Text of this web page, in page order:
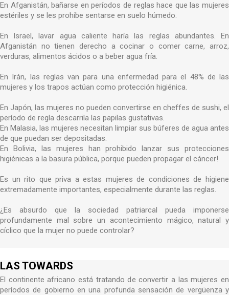
En Afganistán, bañarse en períodos de reglas hace que las mujeres
estériles y se les prohíbe sentarse en suelo húmedo.
En Israel, lavar agua caliente haría las reglas abundantes. En
Afganistán no tienen derecho a cocinar o comer carne, arroz,
verduras, alimentos ácidos o a beber agua fría.
En Irán, las reglas van para una enfermedad para el 48% de las
mujeres y los trapos actúan como protección higiénica.
En Japón, las mujeres no pueden convertirse en cheffes de sushi, el
período de regla descarrila las papilas gustativas.
En Malasia, las mujeres necesitan limpiar sus búferes de agua antes
de que puedan ser depositadas.
En Bolivia, las mujeres han prohibido lanzar sus protecciones
higiénicas a la basura pública, porque pueden propagar el cáncer!
Es un rito que priva a estas mujeres de condiciones de higiene
extremadamente importantes, especialmente durante las reglas.
¿Es absurdo que la sociedad patriarcal pueda imponerse
profundamente mal sobre un acontecimiento mágico, natural y
cíclico que la mujer no puede controlar?
LAS TOWARDS
El continente africano está tratando de convertir a las mujeres en
períodos de gobierno en una profunda sensación de vergüenza y